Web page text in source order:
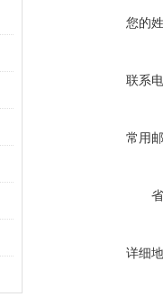
您的
联系
常用
详细